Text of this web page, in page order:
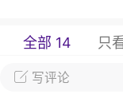
社会保障部 国家
扩大阶段性缓缴社
的通知人社部发
写评论
全部 14 只